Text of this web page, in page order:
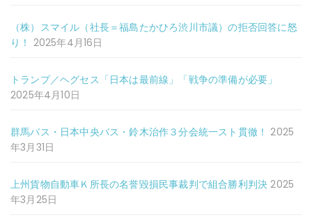
（株）スマイル（社長＝福島たかひろ渋川市議）の拒否回答に怒
り！ 2025年4月16日
トランプ／ヘグセス「日本は最前線」「戦争の準備が必要」
2025年4月10日
群馬バス・日本中央バス・鈴木治作３分会統一スト貫徹！ 2025
年3月31日
上州貨物自動車Ｋ所長の名誉毀損民事裁判で組合勝利判決 2025
年3月25日